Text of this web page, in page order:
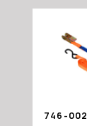
746-002